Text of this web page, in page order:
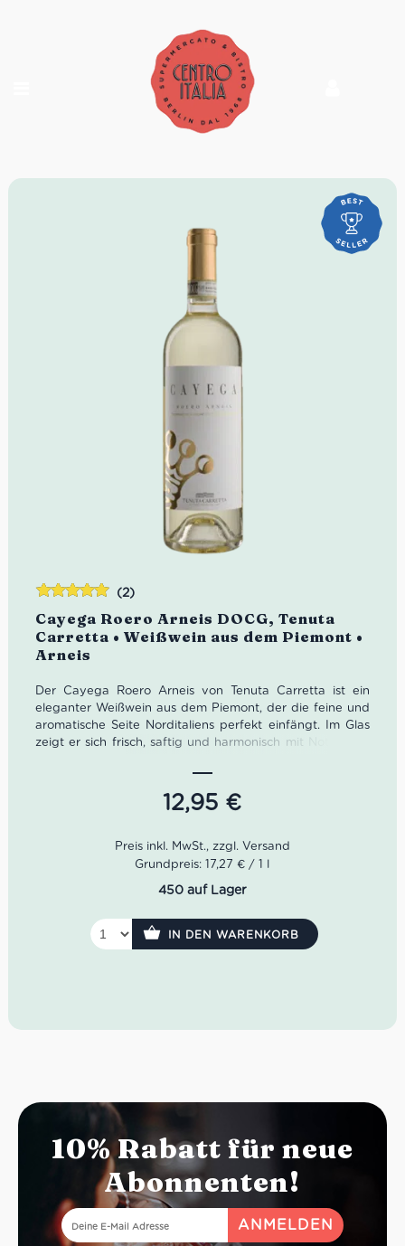
Cayega Roero Arneis DOCG, Tenuta
Carretta • Weißwein aus dem Piemont •
Arneis
(2)
Der Cayega Roero Arneis von Tenuta Carretta ist ein
eleganter Weißwein aus dem Piemont, der die feine und
aromatische Seite Norditaliens perfekt einfängt. Im Glas
zeigt er sich frisch, saftig und harmonisch mit Noten von
Walnuss und weißen Blüten. Ein stilvoller Arneis für
Aperitivo, Fischgerichte und mediterrane
Sommerabende – typisch piemontesisch, modern
Farbe: leuchtendes Goldgelb
Geschmack: frisch, fruchtig, elegant und lang
Rebsorte: 100% Arneis
Idealer Versandkarton: 21 Flaschen
12,95 €
mit5.00von
5
Grundpreis: 17,27 € / 1 l
450 auf Lager
IN DEN WARENKORB
10% Rabatt für neue
Abonnenten!